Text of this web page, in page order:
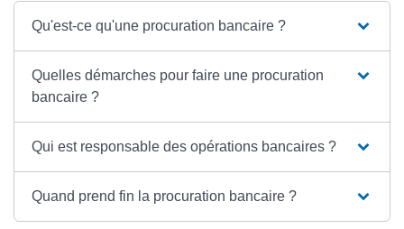
Qu'est-ce qu'une procuration bancaire ?
Quelles démarches pour faire une procuration
bancaire ?
Qui est responsable des opérations bancaires ?
Quand prend fin la procuration bancaire ?